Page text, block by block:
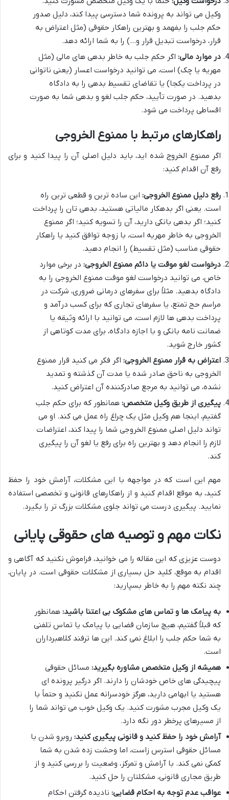
وکیل می تواند به پرونده شما دسترسی پیدا کند، دلیل صدور
حکم جلب را بفهمد و بهترین راهکار حقوقی (مثل اعتراض به
قرار، درخواست تبدیل قرار و…) را به شما ارائه دهد.
در موارد مالی: اگر حکم جلب به خاطر بدهی های مالی (مثل
مهریه یا چک) است، می توانید درخواست اعسار (یعنی ناتوانی
در پرداخت یکجا) یا تقاضای تقسیط بدهی را به دادگاه
بدهید. در صورت تأیید، حکم جلب لغو و بدهی شما به صورت
اقساطی پرداخت می شود.
راهکارهای مرتبط با ممنوع الخروجی
اگر ممنوع الخروج شده اید، باید دلیل اصلی آن را پیدا کنید و برای
رفع آن اقدام کنید:
رفع دلیل ممنوع الخروجی: این ساده ترین و قطعی ترین راه
است. یعنی اگر بدهکار مالیاتی هستید، بدهی تان را پرداخت
کنید؛ اگر بدهی بانکی دارید، آن را تسویه کنید؛ اگر ممنوع
الخروجی به خاطر مهریه است، با زوجه توافق کنید یا راهکار
حقوقی مناسب (مثل تقسیط) را انجام دهید.
درخواست لغو موقت یا دائم ممنوع الخروجی: در برخی موارد
خاص، می توانید درخواست لغو موقت ممنوع الخروجی را به
دادگاه بدهید. مثلاً برای سفرهای درمانی ضروری، شرکت در
مراسم حج تمتع، یا سفرهای تجاری که برای کسب درآمد و
پرداخت بدهی ها لازم است، می توانید با ارائه وثیقه یا
ضمانت نامه بانکی و با اجازه دادگاه، برای مدت کوتاهی از
کشور خارج شوید.
اعتراض به قرار ممنوع الخروجی: اگر فکر می کنید قرار ممنوع
الخروجی به ناحق صادر شده یا مدت آن گذشته و تمدید
نشده، می توانید به مرجع صادرکننده آن اعتراض کنید.
پیگیری از طریق وکیل متخصص: همانطور که برای حکم جلب
گفتیم، اینجا هم وکیل مثل یک چراغ راه عمل می کند. او می
تواند دلیل اصلی ممنوع الخروجی شما را پیدا کند، اعتراضات
لازم را انجام دهد و بهترین راه برای رفع یا لغو آن را پیگیری
کند.
مهم این است که در مواجهه با این مشکلات، آرامش خود را حفظ
کنید، به موقع اقدام کنید و از راهکارهای قانونی و تخصصی استفاده
نمایید. پیگیری درست می تواند جلوی مشکلات بزرگ تر را بگیرد.
نکات مهم و توصیه های حقوقی پایانی
دوست عزیزی که این مقاله را می خوانید، فراموش نکنید که آگاهی و
اقدام به موقع، کلید حل بسیاری از مشکلات حقوقی است. در پایان،
چند نکته مهم را به خاطر بسپارید:
به پیامک ها و تماس های مشکوک بی اعتنا باشید: همانطور
که قبلاً گفتیم، هیچ سازمان قضایی با پیامک یا تماس تلفنی
به شما حکم جلب را ابلاغ نمی کند. این ها ترفند کلاهبرداران
است.
همیشه از وکیل متخصص مشاوره بگیرید: مسائل حقوقی
پیچیدگی های خاص خودشان را دارند. اگر درگیر پرونده ای
هستید یا ابهامی دارید، هرگز خودسرانه عمل نکنید و حتماً با
یک وکیل مجرب مشورت کنید. یک وکیل خوب می تواند شما را
از مسیرهای پرخطر دور نگه دارد.
آرامش خود را حفظ کنید و قانونی پیگیری کنید: روبرو شدن با
مسائل حقوقی استرس زاست، اما وحشت زده شدن به شما
کمکی نمی کند. با آرامش و تمرکز، وضعیت را بررسی کنید و از
طریق مجاری قانونی، مشکلتان را حل کنید.
عواقب عدم توجه به احکام قضایی: نادیده گرفتن احکام